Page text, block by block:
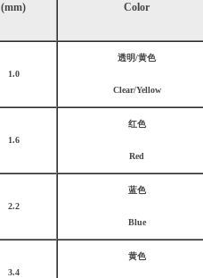
(mm) Color
1.0
透明/黄色
Clear/Yellow
1.6
红色
Red
2.2
蓝色
Blue
3.4
黄色